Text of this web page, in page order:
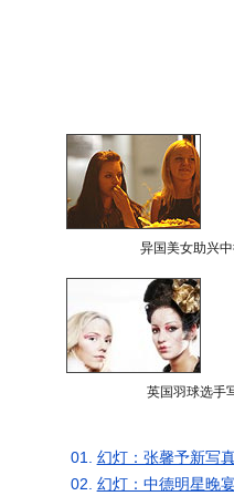
异国美女助兴
英国羽球选手
01. 幻灯：张馨予新写
02. 幻灯：中德明星晚